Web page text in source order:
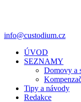
info@custodium.cz
ÚVOD
SEZNAMY
Domovy a
Tipy a návody
Redakce